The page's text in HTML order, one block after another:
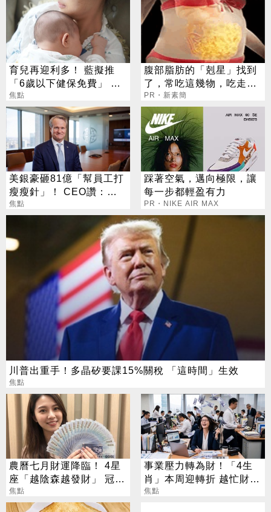
育兒再迎利多！ 藍擬推
「6歲以下健保免費」 每
年減輕近萬元負擔
焦點
腹部脂肪的「剋星」找到
了，常吃這幾物，吃走大
肚囊，瘦出小蠻腰
PR・新素簡
美銀豪砸81億「幫員工打
瘦瘦針」！ CEO讚：一
項值得的投資
焦點
踩著空氣，邁向極限，讓
每一步都輕盈有力
PR・NIKE AIR MAX
川普出重手！多晶矽要課15%關稅 「這時間」生效
焦點
農曆七月財運降臨！ 4星
座「越陰森越發財」 冠軍
賺到翻
焦點
事業壓力轉為財！「4生
肖」本周迎轉折 越忙財運
越旺
焦點